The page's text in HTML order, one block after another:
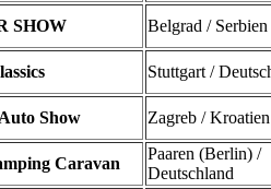
SHOW
Belgrad / Serbien
Stuttgart /
Show
Zagreb / Kroatien
Caravan
Paaren (Berlin) /
Deutschland